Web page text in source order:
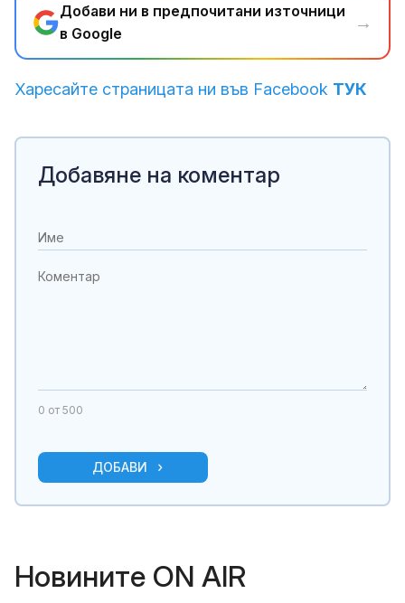
Добави ни в предпочитани източници
в Google
→
Харесайте страницата ни във Facebook ТУК
Добавяне на коментар
0 от 500
ДОБАВИ
Новините ON AIR